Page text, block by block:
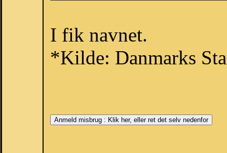
I fik navnet.
*Kilde: Danmarks